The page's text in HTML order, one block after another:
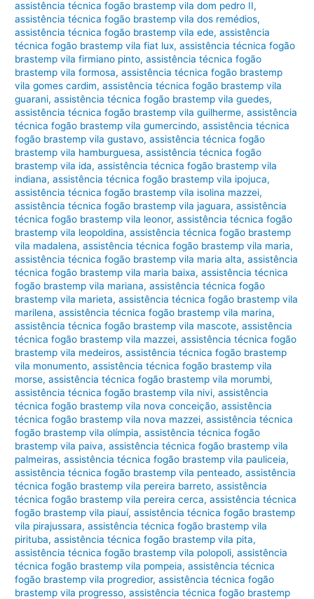
assistência técnica fogão brastemp vila dom pedro II,
assistência técnica fogão brastemp vila dos remédios,
assistência técnica fogão brastemp vila ede,assistência
técnica fogão brastemp vila fiat lux,assistência técnica fogão
brastemp vila firmiano pinto,assistência técnica fogão
brastemp vila formosa,assistência técnica fogão brastemp
vila gomes cardim,assistência técnica fogão brastemp vila
guarani,assistência técnica fogão brastemp vila guedes,
assistência técnica fogão brastemp vila guilherme,assistência
técnica fogão brastemp vila gumercindo,assistência técnica
fogão brastemp vila gustavo,assistência técnica fogão
brastemp vila hamburguesa,assistência técnica fogão
brastemp vila ida,assistência técnica fogão brastemp vila
indiana,assistência técnica fogão brastemp vila ipojuca,
assistência técnica fogão brastemp vila isolina mazzei,
assistência técnica fogão brastemp vila jaguara,assistência
técnica fogão brastemp vila leonor,assistência técnica fogão
brastemp vila leopoldina,assistência técnica fogão brastemp
vila madalena,assistência técnica fogão brastemp vila maria,
assistência técnica fogão brastemp vila maria alta,assistência
técnica fogão brastemp vila maria baixa,assistência técnica
fogão brastemp vila mariana,assistência técnica fogão
brastemp vila marieta,assistência técnica fogão brastemp vila
marilena,assistência técnica fogão brastemp vila marina,
assistência técnica fogão brastemp vila mascote,assistência
técnica fogão brastemp vila mazzei,assistência técnica fogão
brastemp vila medeiros,assistência técnica fogão brastemp
vila monumento,assistência técnica fogão brastemp vila
morse,assistência técnica fogão brastemp vila morumbi,
assistência técnica fogão brastemp vila nivi,assistência
técnica fogão brastemp vila nova conceição,assistência
técnica fogão brastemp vila nova mazzei,assistência técnica
fogão brastemp vila olímpia,assistência técnica fogão
brastemp vila paiva,assistência técnica fogão brastemp vila
palmeiras,assistência técnica fogão brastemp vila pauliceia,
assistência técnica fogão brastemp vila penteado,assistência
técnica fogão brastemp vila pereira barreto,assistência
técnica fogão brastemp vila pereira cerca,assistência técnica
fogão brastemp vila piauí,assistência técnica fogão brastemp
vila pirajussara,assistência técnica fogão brastemp vila
pirituba,assistência técnica fogão brastemp vila pita,
assistência técnica fogão brastemp vila polopoli,assistência
técnica fogão brastemp vila pompeia,assistência técnica
fogão brastemp vila progredior,assistência técnica fogão
brastemp vila progresso,assistência técnica fogão brastemp